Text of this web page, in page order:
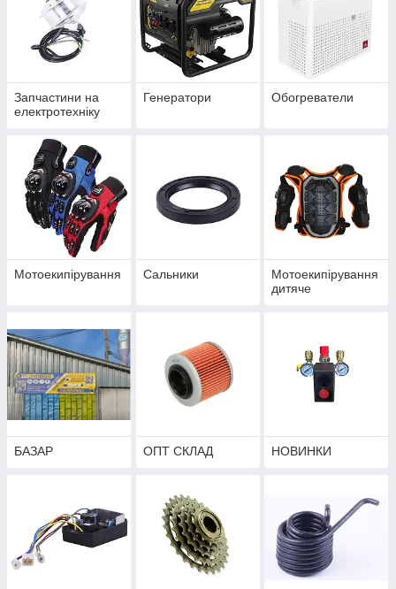
Запчастини на
електротехніку
Генератори Обогреватели
Мотоекипірування Сальники
Мотоекипірування
дитяче
БАЗАР ОПТ СКЛАД НОВИНКИ